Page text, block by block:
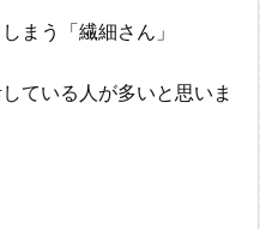
まう「繊細さん」
ている人が多いと思いま